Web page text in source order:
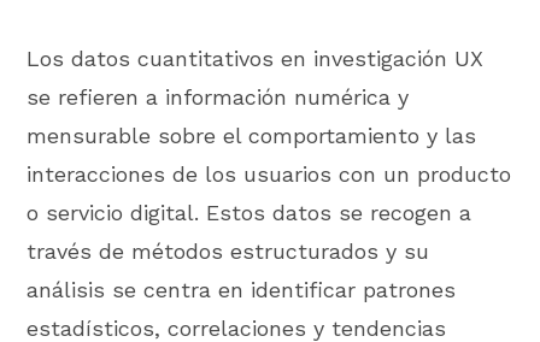
Los datos cuantitativos en investigación UX
se refieren a información numérica y
mensurable sobre el comportamiento y las
interacciones de los usuarios con un producto
o servicio digital. Estos datos se recogen a
través de métodos estructurados y su
análisis se centra en identificar patrones
estadísticos, correlaciones y tendencias